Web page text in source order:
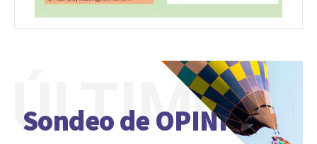
Sondeo de OPINIÓN
ÚLTIMO